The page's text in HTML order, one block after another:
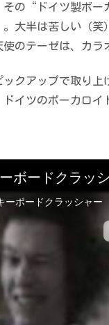
その“ドイツ製ボー
大半は苦しい（笑）
使のテーゼは、カラ
クアップで取り上
イツのボーカロイ